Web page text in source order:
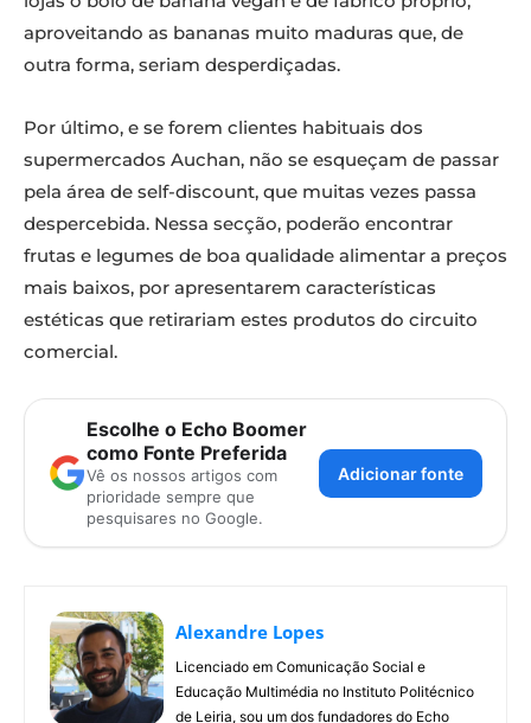
aproveitando as bananas muito maduras que, de
outra forma, seriam desperdiçadas.
Por último, e se forem clientes habituais dos
supermercados Auchan, não se esqueçam de passar
pela área de self-discount, que muitas vezes passa
despercebida. Nessa secção, poderão encontrar
frutas e legumes de boa qualidade alimentar a preços
mais baixos, por apresentarem características
estéticas que retirariam estes produtos do circuito
comercial.
Escolhe o Echo Boomer
como Fonte Preferida
Vê os nossos artigos com
prioridade sempre que
pesquisares no Google.
Adicionar fonte
Alexandre Lopes
Licenciado em Comunicação Social e
Educação Multimédia no Instituto Politécnico
de Leiria, sou um dos fundadores do Echo